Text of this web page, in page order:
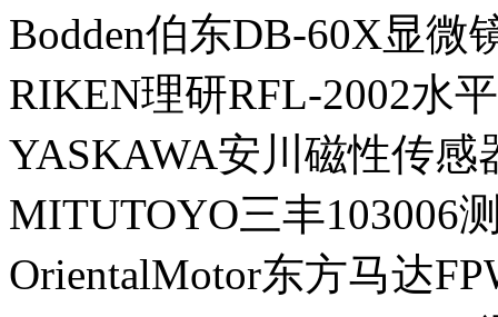
Bodden伯东DB-60X显微
RIKEN理研RFL-2002水
YASKAWA安川磁性传感
MITUTOYO三丰103006
OrientalMotor东方马达